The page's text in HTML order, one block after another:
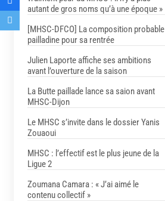
autant de gros noms qu’à une époque »
[MHSC-DFCO] La composition probable
pailladine pour sa rentrée
Julien Laporte affiche ses ambitions
avant l’ouverture de la saison
La Butte paillade lance sa saion avant
MHSC-Dijon
Le MHSC s’invite dans le dossier Yanis
Zouaoui
MHSC : l’effectif est le plus jeune de la
Ligue 2
Zoumana Camara : « J’ai aimé le
contenu collectif »